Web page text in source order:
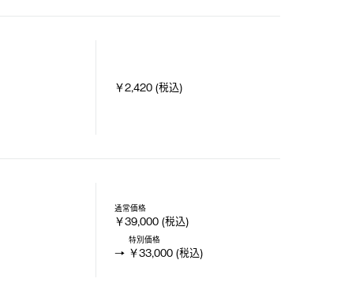
￥2,420 (税込)
通常価格
￥39,000 (税込)
特別価格
￥33,000 (税込)